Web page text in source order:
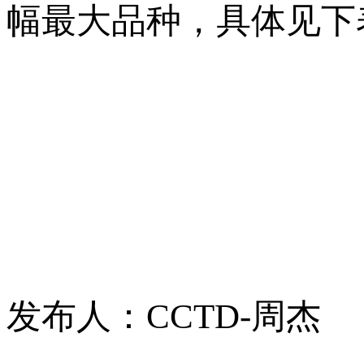
幅最大品种，具体见
发布人：CCTD-周杰